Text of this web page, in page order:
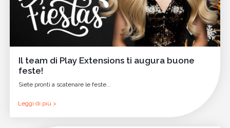
Il team di Play Extensions ti augura buone
feste!
Siete pronti a scatenare le feste...
Leggi di più >